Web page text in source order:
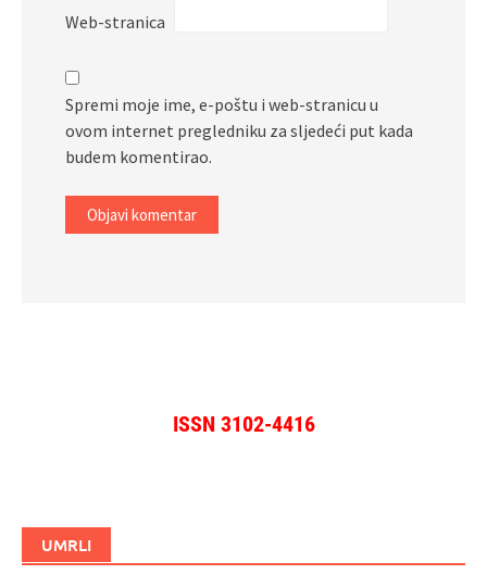
Web-stranica
Spremi moje ime, e-poštu i web-stranicu u
ovom internet pregledniku za sljedeći put kada
budem komentirao.
ISSN 3102-4416
UMRLI